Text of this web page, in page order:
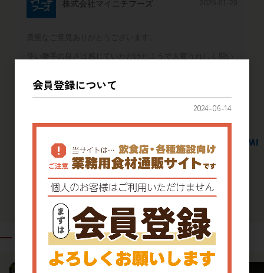
株式会社マイニチフーズ
コスト面に関してはまた検討させていただきます。
関連商品
会員登録について
2024-06-14